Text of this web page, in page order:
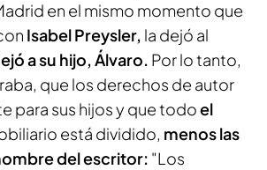
en el mismo momento que
Isabel Preysler, la dejó al
a su hijo, Álvaro. Por lo tanto,
que los derechos de autor
para sus hijos y que todoel
está dividido, menos las
del escritor: "Los